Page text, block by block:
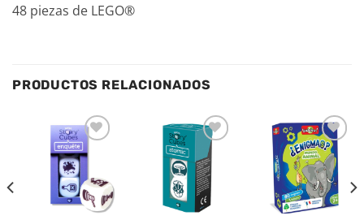
48 piezas de LEGO®
PRODUCTOS RELACIONADOS
Añadir
lista de
deseos
Añadir
a la
lista de
deseos
Añadir
a la
lista de
deseos